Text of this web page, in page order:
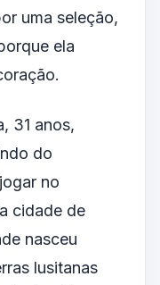
uma seleção,
ela
31 anos,
do
no
cidade de
nasceu
lusitanas